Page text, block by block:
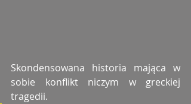
Skondensowana historia mająca w
sobie konflikt niczym w greckiej
tragedii.